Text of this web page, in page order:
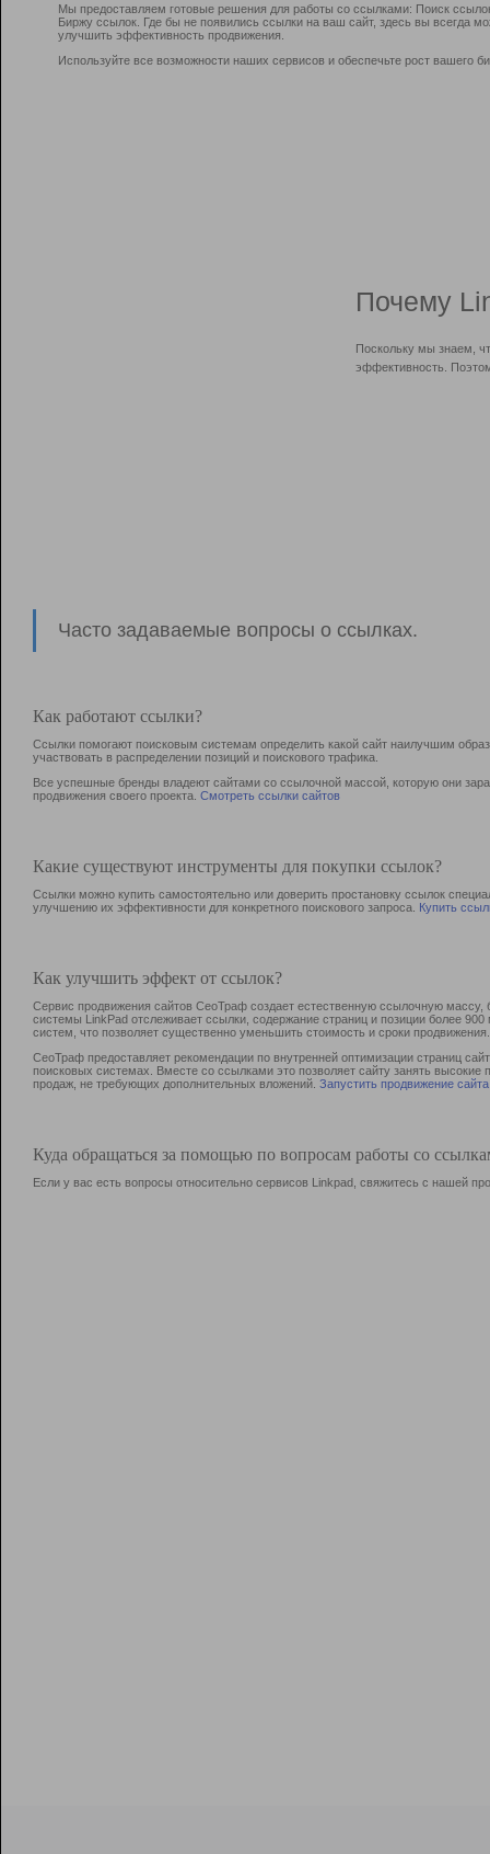
Мы предоставляем готовые решения для работы со ссылками: Поиск
Биржу ссылок. Где бы не появились ссылки на ваш сайт, здесь вы всегда
улучшить эффективность продвижения.
Используйте все возможности наших сервисов и обеспечьте рост вашего
Почему
Поскольку мы знаем,
эффективность.
Часто задаваемые вопросы о ссылках.
Как работают ссылки?
Ссылки помогают поисковым системам определить какой сайт наилучшим
участвовать в раcпределении позиций и поискового трафика.
Все успешные бренды владеют сайтами со ссылочной массой, которую они
продвижения своего проекта. Смотреть ссылки сайтов
Какие существуют инструменты для покупки ссылок?
Ссылки можно купить самостоятельно или доверить простановку ссылок
улучшению их эффективности для конкретного поискового запроса. Купить
Как улучшить эффект от ссылок?
Сервис продвижения сайтов СеоТраф создает естественную ссылочную
системы LinkPad отслеживает ссылки, содержание страниц и позиции более
систем, что позволяет существенно уменьшить стоимость и сроки продвижения.
СеоТраф предоставляет рекомендации по внутренней оптимизации страниц
поисковых системах. Вместе со ссылками это позволяет сайту занять
продаж, не требующих дополнительных вложений. Запустить продвижение сайта
Куда обращаться за помощью по вопросам работы со
Если у вас есть вопросы относительно сервисов Linkpad, свяжитесь с нашей